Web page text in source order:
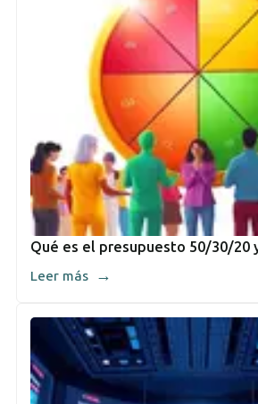
Qué es el presupuesto 50/30/20
Leer más →